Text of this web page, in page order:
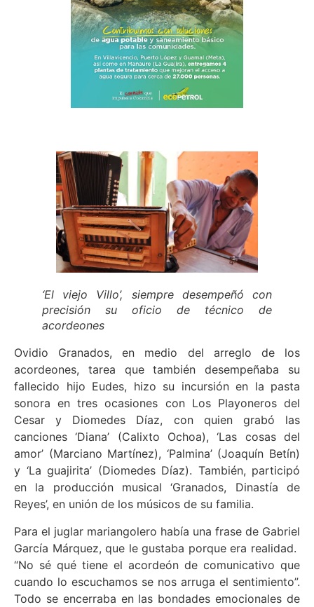
‘El viejo Villo’, siempre desempeñó con
precisión su oficio de técnico de
acordeones
Ovidio Granados, en medio del arreglo de los
acordeones, tarea que también desempeñaba su
fallecido hijo Eudes, hizo su incursión en la pasta
sonora en tres ocasiones con Los Playoneros del
Cesar y Diomedes Díaz, con quien grabó las
canciones ‘Diana’ (Calixto Ochoa), ‘Las cosas del
amor’ (Marciano Martínez), ‘Palmina’ (Joaquín Betín)
y ‘La guajirita’ (Diomedes Díaz). También, participó
en la producción musical ‘Granados, Dinastía de
Reyes’, en unión de los músicos de su familia.
Para el juglar mariangolero había una frase de Gabriel
García Márquez, que le gustaba porque era realidad.
“No sé qué tiene el acordeón de comunicativo que
cuando lo escuchamos se nos arruga el sentimiento”.
Todo se encerraba en las bondades emocionales de